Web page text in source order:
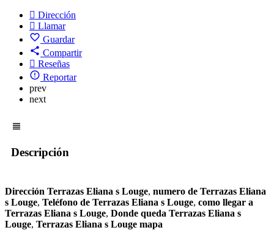
Dirección
Llamar
Guardar
Compartir
Reseñas
Reportar
prev
next
Descripción
Dirección Terrazas Eliana s Louge, numero de Terrazas Eliana
s Louge, Teléfono de Terrazas Eliana s Louge, como llegar a
Terrazas Eliana s Louge, Donde queda Terrazas Eliana s
Louge, Terrazas Eliana s Louge mapa